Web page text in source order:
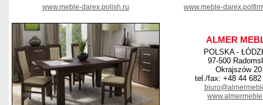
www.meble-darex.polish.ru www.meble-
ALMER
POLSKA -
97-500
Okrajszów 20
tel./fax: +48 44 682